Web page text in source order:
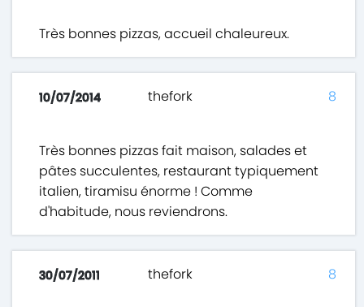
Très bonnes pizzas, accueil chaleureux.
10/07/2014 thefork
Très bonnes pizzas fait maison, salades et
pâtes succulentes, restaurant typiquement
italien, tiramisu énorme ! Comme
d'habitude, nous reviendrons.
8
30/07/2011 thefork 8